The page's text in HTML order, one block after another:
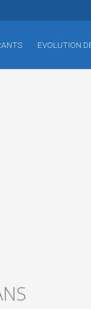
EVOLUTION